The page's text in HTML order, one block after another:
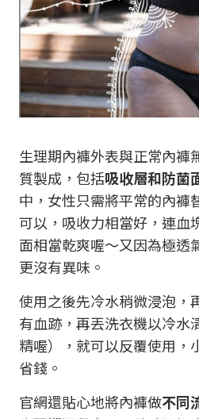
生理期內褲外表與正常內褲
質製成，包括吸收層和防菌
中，女性只需將平常的內褲
可以，吸收力相當好，連血
面相當乾爽喔～又因為極透
更沒有異味。
使用之後先冷水稍微浸泡，
有血跡，再丟洗衣機以冷水
精喔），就可以反覆使用，
省錢。
官網還貼心地將內褲做不同